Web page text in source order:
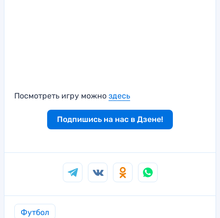
Посмотреть игру можно здесь
Подпишись на нас в Дзене!
Футбол